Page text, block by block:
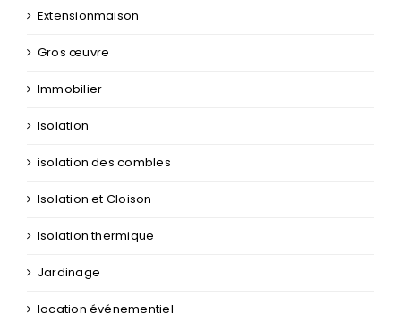
Extensionmaison
Gros œuvre
Immobilier
Isolation
isolation des combles
Isolation et Cloison
Isolation thermique
Jardinage
location événementiel